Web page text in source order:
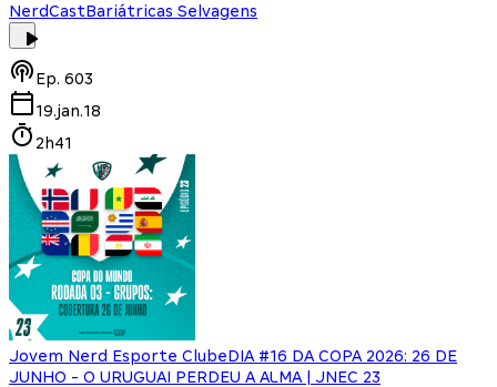
NerdCastBariátricas Selvagens
Ep. 603
19.jan.18
2h41
Jovem Nerd Esporte ClubeDIA #16 DA COPA 2026: 26 DE
JUNHO - O URUGUAI PERDEU A ALMA | JNEC 23